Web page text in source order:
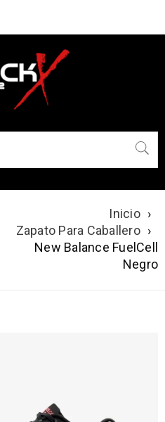
Inicio ›
Zapato Para Caballero ›
New Balance FuelCell
Negro